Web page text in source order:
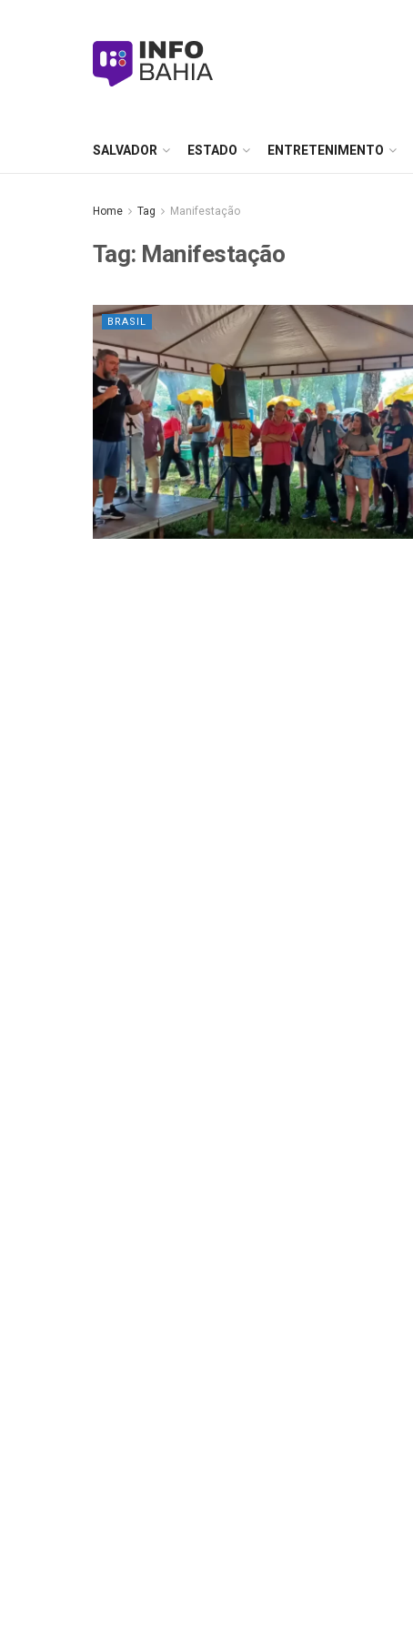
SALVADOR ESTADO ENTRETENIMENTO
Home Tag Manifestação
Tag: Manifestação
BRASIL